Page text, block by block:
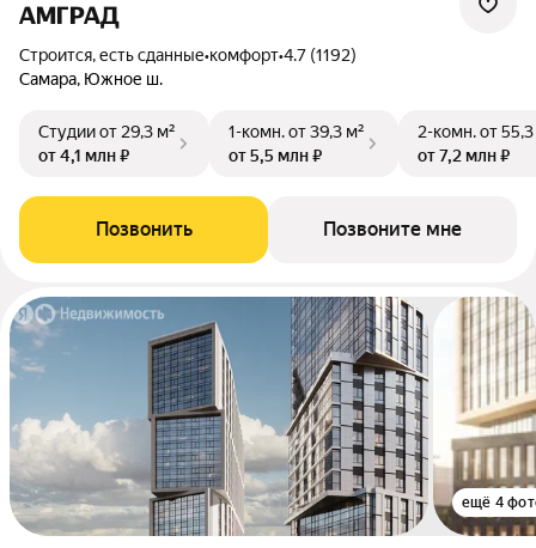
АМГРАД
Строится, есть сданные•комфорт•4.7 (1192)
Самара, Южное ш.
Студииот 29,3 м²
от 4,1 млн ₽
1-комн.от 39,3 м²
от 5,5 млн ₽
2-комн.от
от 7,2 млн ₽
Позвонить Позвоните мне
ещё 4